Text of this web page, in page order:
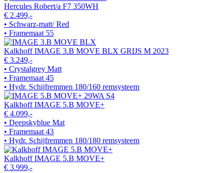
Hercules Robert/a F7 350WH
€ 2.499,-
• Schwarz-matt/ Red
• Framemaat 55
Kalkhoff IMAGE 3.B MOVE BLX GRIJS M 2023
€ 3.249,-
• Crystalgrey Matt
• Framemaat 45
• Hydr. Schijfremmen 180/160 remsysteem
Kalkhoff IMAGE 5.B MOVE+
€ 4.099,-
• Deepskyblue Mat
• Framemaat 43
• Hydr. Schijfremmen 180/180 remsysteem
Kalkhoff IMAGE 5.B MOVE+
€ 3.999,-